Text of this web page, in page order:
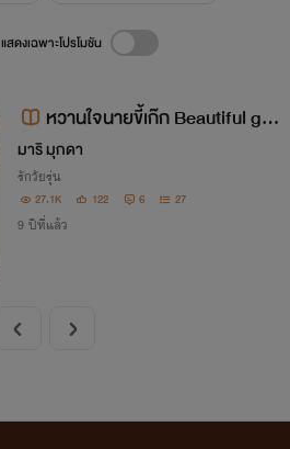
แสดงเฉพาะโปรโมชัน
หวานใจนายขี้เก๊ก Beautiful gir
l. (ส่วนลด30%)
มาริ มุกดา
รักวัยรุ่น
27.1K 122 6 27
9 ปีที่แล้ว